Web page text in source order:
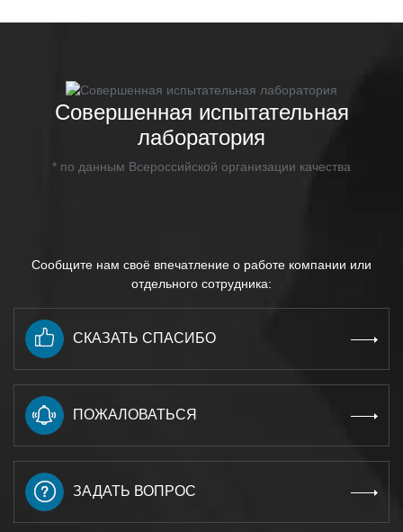
Совершенная испытательная
лаборатория
* по данным Всероссийской организации качества
Сообщите нам своё впечатление о работе компании или
отдельного сотрудника:
СКАЗАТЬ СПАСИБО
ПОЖАЛОВАТЬСЯ
ЗАДАТЬ ВОПРОС